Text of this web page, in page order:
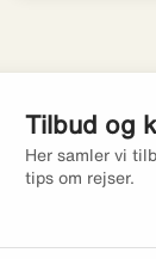
Tilbud og
Her samler vi
tips om rejser.